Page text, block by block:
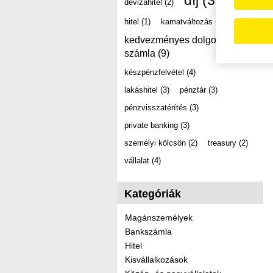
devizahitel (2)
hitel (1) kamatváltozás (2)
kedvezményes dolgozói
számla (9)
készpénzfelvétel (4)
lakáshitel (3) pénztár (3)
pénzvisszatérítés (3)
private banking (3)
személyi kölcsön (2) treasury (2)
vállalat (4)
Kategóriák
Magánszemélyek
Bankszámla
Hitel
Kisvállalkozások